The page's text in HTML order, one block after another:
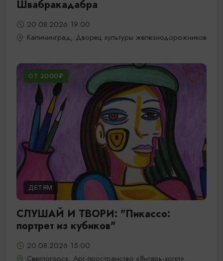
Швабракадабра
20.08.2026 19:00
Калининград, Дворец культуры железнодорожников
ОТ 2000₽
ДЕТЯМ
СЛУШАЙ И ТВОРИ: "Пикассо:
портрет из кубиков"
20.08.2026 15:00
Светлогорск, Арт-пространство «Янтарь-холл»